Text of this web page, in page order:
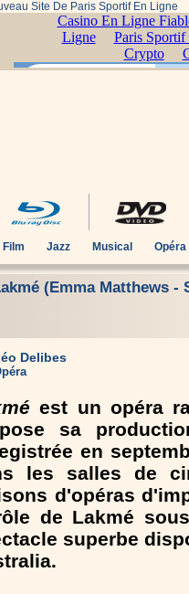
Site De Paris Sportif En Ligne
Film Jazz Musical Opéra
(Emma Matthews -
Delibes
est un opéra
sa
en
les salles de
d'opéras
de Lakmé
superbe